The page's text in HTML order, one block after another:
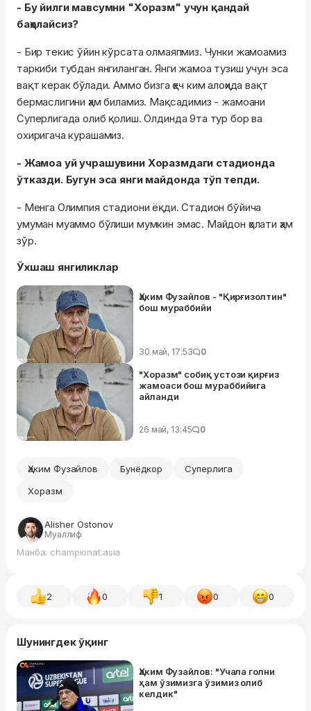
- Бу йилги мавсумни "Хоразм" учун қандай
баҳолайсиз?
- Бир текис ўйин кўрсата олмаяпмиз. Чунки жамоамиз
таркиби тубдан янгиланган. Янги жамоа тузиш учун эса
вақт керак бўлади. Аммо бизга ҳеч ким алоҳида вақт
бермаслигини ҳам биламиз. Мақсадимиз - жамоани
Суперлигада олиб қолиш. Олдинда 9та тур бор ва
охиригача курашамиз.
- Жамоа уй учрашувини Хоразмдаги стадионда
ўтказди. Бугун эса янги майдонда тўп тепди.
- Менга Олимпия стадиони ёқди. Стадион бўйича
умуман муаммо бўлиши мумкин эмас. Майдон ҳолати ҳам
зўр.
Ўхшаш янгиликлар
Ҳаким Фузайлов - "Қирғизолтин"
бош мураббийи
30 май, 17:53 0
"Хоразм" собиқ устози қирғиз
жамоаси бош мураббийига
айланди
26 май, 13:45 0
Ҳаким Фузайлов Бунёдкор
Суперлига
Хоразм
Alisher Ostonov
Муаллиф
Манба: championat.asia
2 0 1 0 0
Шунингдек ўқинг
Ҳаким Фузайлов: "Учала голни
ҳам ўзимизга ўзимиз олиб
келдик"